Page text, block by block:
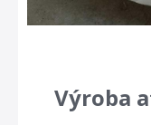
Výroba